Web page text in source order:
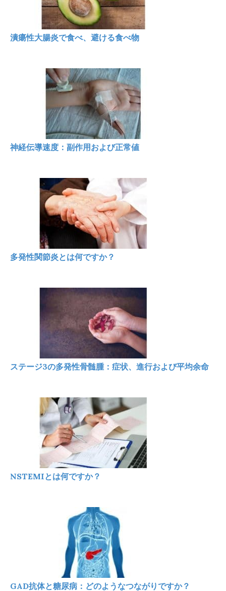
潰瘍性大腸炎で食べ、避ける食べ物
神経伝導速度：副作用および正常値
多発性関節炎とは何ですか？
ステージ3の多発性骨髄腫：症状、進行および平均余命
NSTEMIとは何ですか？
GAD抗体と糖尿病：どのようなつながりですか？